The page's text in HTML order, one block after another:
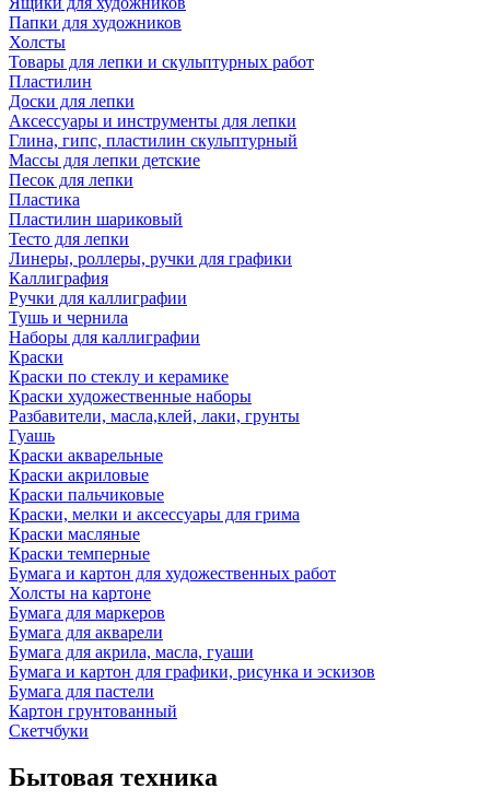
Папки для художников
Холсты
Товары для лепки и скульптурных работ
Пластилин
Доски для лепки
Аксессуары и инструменты для лепки
Глина, гипс, пластилин скульптурный
Массы для лепки детские
Песок для лепки
Пластика
Пластилин шариковый
Тесто для лепки
Линеры, роллеры, ручки для графики
Каллиграфия
Ручки для каллиграфии
Тушь и чернила
Наборы для каллиграфии
Краски
Краски по стеклу и керамике
Краски художественные наборы
Разбавители, масла,клей, лаки, грунты
Гуашь
Краски акварельные
Краски акриловые
Краски пальчиковые
Краски, мелки и аксессуары для грима
Краски масляные
Краски темперные
Бумага и картон для художественных работ
Холсты на картоне
Бумага для маркеров
Бумага для акварели
Бумага для акрила, масла, гуаши
Бумага и картон для графики, рисунка и эскизов
Бумага для пастели
Картон грунтованный
Скетчбуки
Бытовая техника